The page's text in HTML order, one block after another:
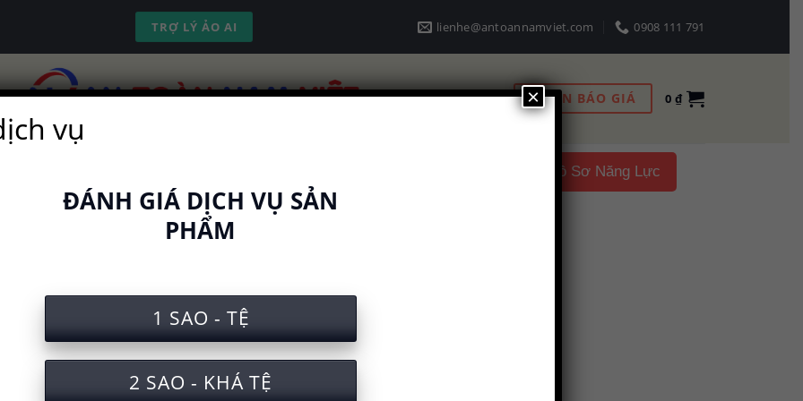
TRỢ LÝ ẢO AI lienhe@antoannamviet.com 0908 111 791
NHẬN BÁO GIÁ 0 ₫
Hồ Sơ Năng Lực
an toàn lao động sản xuất viên nén
vụ
ĐÁNH GIÁ DỊCH VỤ SẢN
PHẨM
1 SAO - TỆ
2 SAO - KHÁ TỆ
×